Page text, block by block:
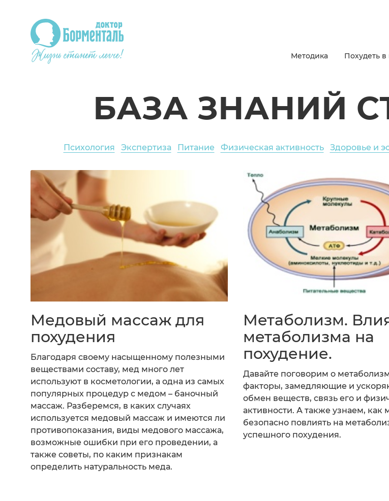
Методика Похудеть
БАЗА ЗНАНИЙ
Психология Экспертиза Питание Физическая активность Здоровье и
Медовый массаж для
похудения
Благодаря своему насыщенному полезными
веществами составу, мед много лет
используют в косметологии, а одна из самых
популярных процедур с медом – баночный
массаж. Разберемся, в каких случаях
используется медовый массаж и имеются ли
противопоказания, виды медового массажа,
возможные ошибки при его проведении, а
также советы, по каким признакам
определить натуральность меда.
Метаболизм.
метаболизма на
похудение.
Давайте поговорим о
факторы, замедляющие и
обмен веществ, связь его и
активности. А также узнаем, как
безопасно повлиять на
успешного похудения.